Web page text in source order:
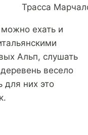
Трасса
ехать и
Альп, слушать
весело
для них это